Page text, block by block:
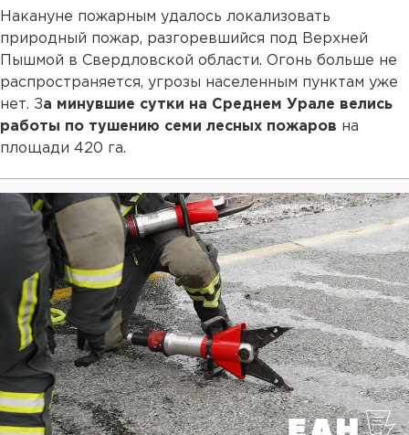
Накануне пожарным удалось локализовать
природный пожар, разгоревшийся под Верхней
Пышмой в Свердловской области. Огонь больше не
распространяется, угрозы населенным пунктам уже
нет. За минувшие сутки на Среднем Урале велись
работы по тушению семи лесных пожаров на
площади 420 га.